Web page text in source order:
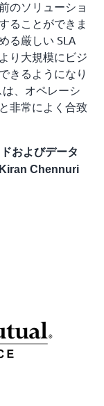
のソリューショ
ることができま
る厳しい SLA
り大規模にビジ
きるようになり
は、オペレーシ
非常によく合致
およびデータ
Chennuri